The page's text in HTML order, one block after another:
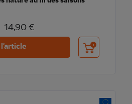
14,90 €
Ajouter au